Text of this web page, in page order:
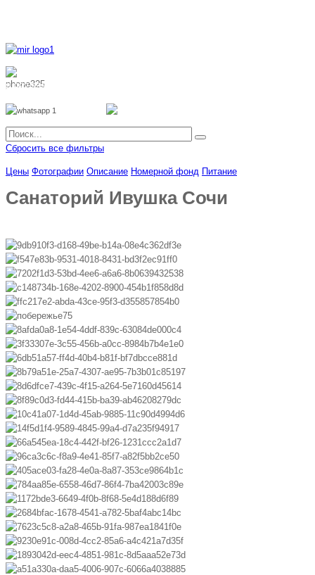
8 962 888 51 55
Сбросить все фильтры
Цены Фотографии Описание Номерной фонд Питание
Санаторий Ивушка Сочи